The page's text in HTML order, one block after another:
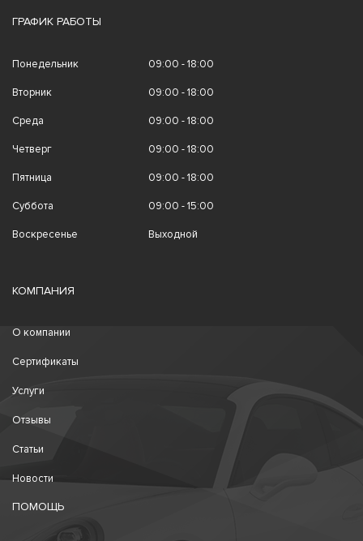
ГРАФИК РАБОТЫ
Понедельник 09:00 - 18:00
Вторник 09:00 - 18:00
Среда 09:00 - 18:00
Четверг 09:00 - 18:00
Пятница 09:00 - 18:00
Суббота 09:00 - 15:00
Воскресенье Выходной
КОМПАНИЯ
О компании
Сертификаты
Услуги
Отзывы
Статьи
Новости
ПОМОЩЬ